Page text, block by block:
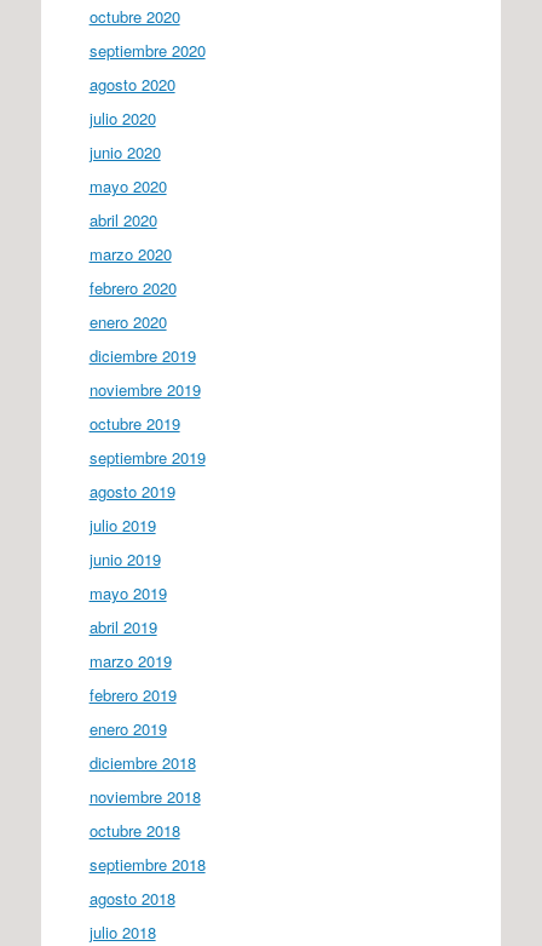
octubre 2020
septiembre 2020
agosto 2020
julio 2020
junio 2020
mayo 2020
abril 2020
marzo 2020
febrero 2020
enero 2020
diciembre 2019
noviembre 2019
octubre 2019
septiembre 2019
agosto 2019
julio 2019
junio 2019
mayo 2019
abril 2019
marzo 2019
febrero 2019
enero 2019
diciembre 2018
noviembre 2018
octubre 2018
septiembre 2018
agosto 2018
julio 2018